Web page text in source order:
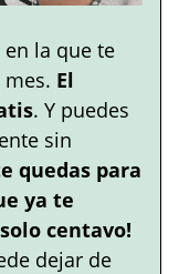
la que te
El
. Y puedes
sin
quedas para
ya te
centavo!
dejar de